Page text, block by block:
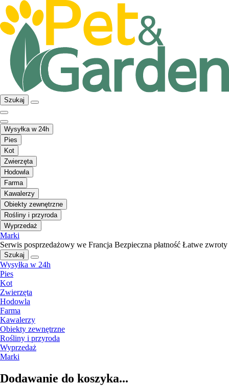
Szukaj
Wysyłka w 24h
Pies
Kot
Zwierzęta
Hodowla
Farma
Kawalerzy
Obiekty zewnętrzne
Rośliny i przyroda
Wyprzedaż
Marki
Serwis posprzedażowy we Francja Bezpieczna płatność Łatwe zwroty
Szukaj
Wysyłka w 24h
Pies
Kot
Zwierzęta
Hodowla
Farma
Kawalerzy
Obiekty zewnętrzne
Rośliny i przyroda
Wyprzedaż
Marki
Dodawanie do koszyka...